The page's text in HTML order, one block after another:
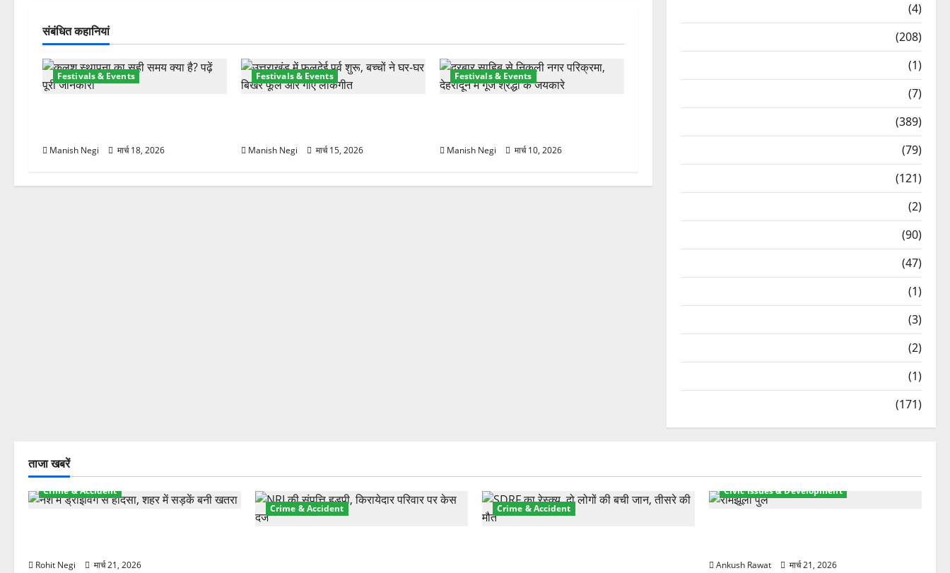
गे
श
न
संबंधित कहानियां
Festivals & Events
Manish Negi मार्च 18, 2026
Festivals & Events
Manish Negi मार्च 15, 2026
Festivals & Events
Manish Negi मार्च 10, 2026
(4)
(208)
(1)
(7)
(389)
(79)
(121)
(2)
(90)
(47)
(1)
(3)
(2)
(1)
(171)
ताजा खबरें
Crime & Accident
Rohit Negi मार्च 21, 2026
Crime & Accident Crime & Accident
Civic Issues & Development
Ankush Rawat मार्च 21, 2026